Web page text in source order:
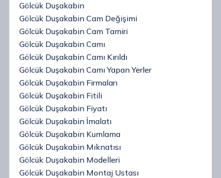
Gölcük Duşakabin
Gölcük Duşakabin Cam Değişimi
Gölcük Duşakabin Cam Tamiri
Gölcük Duşakabin Camı
Gölcük Duşakabin Camı Kırıldı
Gölcük Duşakabin Camı Yapan Yerler
Gölcük Duşakabin Firmaları
Gölcük Duşakabin Fitili
Gölcük Duşakabin Fiyatı
Gölcük Duşakabin İmalatı
Gölcük Duşakabin Kumlama
Gölcük Duşakabin Mıknatısı
Gölcük Duşakabin Modelleri
Gölcük Duşakabin Montaj Ustası